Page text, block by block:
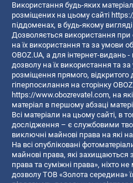
Використання будь-яких
розміщених на цьому сайті
піддоменах, в будь-якому
Дозволяється використання
на їх використання та за умови
OBOZ.UA, а для інтернет-видань
дозволу на їх використання та
розміщення прямого,
гіперпосилання на сторінку
https://www.obozrevatel.com, на
матеріал в першому абзаці
Всі матеріали на цьому сайті, в
дослідження – є службовими
виключні майнові права на які
На всі опубліковані
майнові права, які захищаються
права та суміжні права», ніхто
дозволу ТОВ «Золота середина»